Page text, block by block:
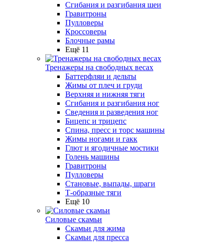
Сгибания и разгибания шеи
Гравитроны
Пулловеры
Кроссоверы
Блочные рамы
Ещё 11
Тренажеры на свободных весах
Баттерфляи и дельты
Жимы от плеч и груди
Верхняя и нижняя тяги
Сгибания и разгибания ног
Сведения и разведения ног
Бицепс и трицепс
Спина, пресс и торс машины
Жимы ногами и гакк
Глют и ягодичные мостики
Голень машины
Гравитроны
Пулловеры
Становые, выпады, шраги
Т-образные тяги
Ещё 10
Силовые скамьи
Скамьи для жима
Скамьи для пресса